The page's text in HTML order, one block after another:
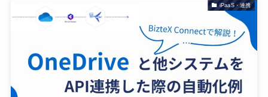
iPaaS・連携